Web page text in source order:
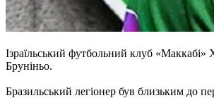
Ізраїльський футбольний клуб
Бруніньо.
Бразильський легіонер був близьким до